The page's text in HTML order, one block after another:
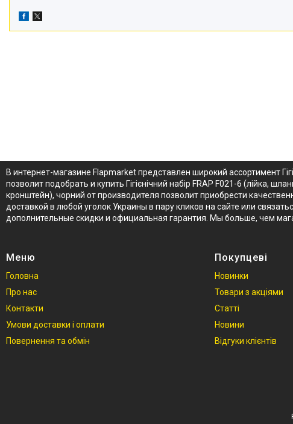
В интернет-магазине Flapmarket представлен широкий ассортимент
позволит подобрать и купить Гігієнічний набір FRAP F021-6 (лійка,
кронштейн), чорний от производителя позволит приобрести
доставкой в любой уголок Украины в пару кликов на сайте или
дополнительные скидки и официальная гарантия. Мы больше, чем
Меню
Головна
Про нас
Контакти
Умови доставки і оплати
Повернення та обмін
Покупцеві
Новинки
Товари з акціями
Статті
Новини
Відгуки клієнтів